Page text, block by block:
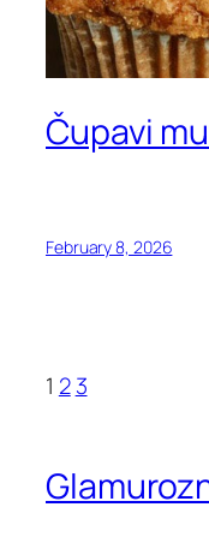
Čupavi
February 8, 2026
1 2 3